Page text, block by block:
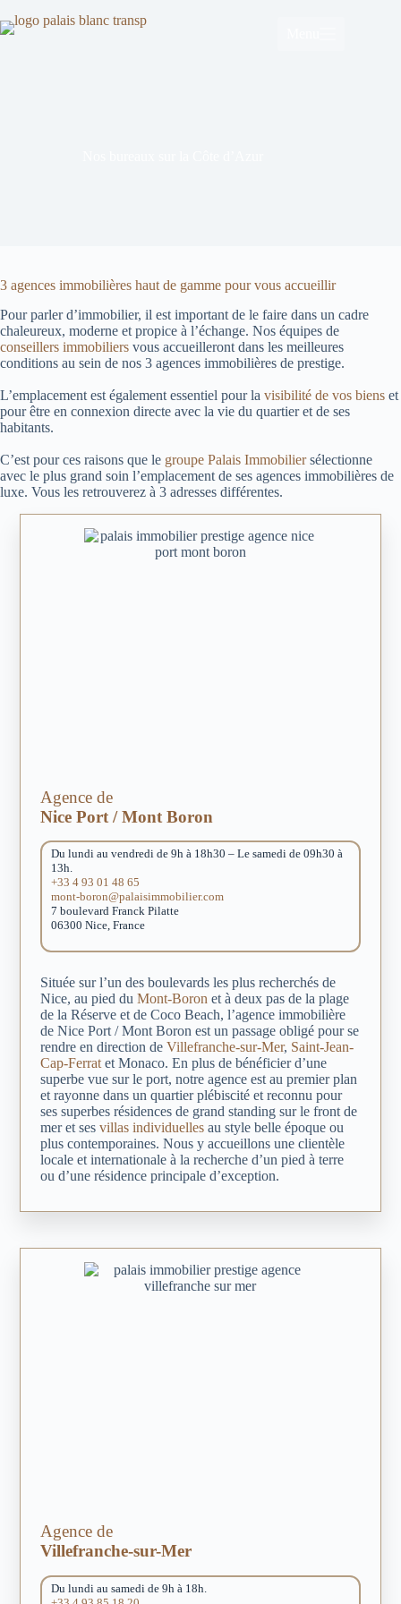
au
contenu
3 agences immobilières haut de gamme pour vous accueillir
Pour parler d’immobilier, il est important de le faire dans un cadre
chaleureux, moderne et propice à l’échange. Nos équipes de
conseillers immobiliers vous accueilleront dans les meilleures
conditions au sein de nos 3 agences immobilières de prestige.
L’emplacement est également essentiel pour la visibilité de vos biens et
pour être en connexion directe avec la vie du quartier et de ses
habitants.
C’est pour ces raisons que le groupe Palais Immobiliersélectionne
avec le plus grand soin l’emplacement de ses agences immobilières de
luxe. Vous les retrouverez à 3 adresses différentes.
Agence de
Nice Port / Mont Boron
Du lundi au vendredi de 9h à 18h30 – Le samedi de 09h30 à
13h.
+33 4 93 01 48 65
mont-boron@palaisimmobilier.com
7 boulevard Franck Pilatte
06300 Nice, France
Située sur l’un des boulevards les plus recherchés de
Nice, au pied du Mont-Boronet à deux pas de la plage
de la Réserve et de Coco Beach, l’agence immobilière
de Nice Port / Mont Boron est un passage obligé pour se
rendre en direction de Villefranche-sur-Mer, Saint-Jean-
Cap-Ferratet Monaco. En plus de bénéficier d’une
superbe vue sur le port, notre agence est au premier plan
et rayonne dans un quartier plébiscité et reconnu pour
ses superbes résidences de grand standing sur le front de
mer et ses villas individuellesau style belle époque ou
plus contemporaines. Nous y accueillons une clientèle
locale et internationale à la recherche d’un pied à terre
ou d’une résidence principale d’exception.
Agence de
Villefranche-sur-Mer
Du lundi au samedi de 9h à 18h.